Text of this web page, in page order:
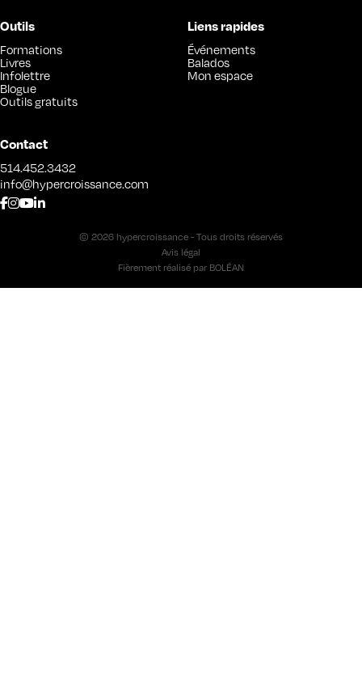
Outils
Formations
Livres
Infolettre
Blogue
Outils gratuits
Liens rapides
Événements
Balados
Mon espace
Contact
514.452.3432
info@hypercroissance.com
© 2026 hypercroissance - Tous droits réservés
Avis légal
Fièrement réalisé par BOLÉAN